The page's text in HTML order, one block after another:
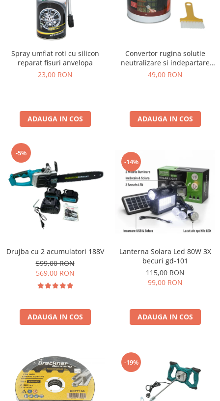
Spray umflat roti cu silicon
reparat fisuri anvelopa
23,00 RON
ADAUGA IN COS
Convertor rugina solutie
neutralizare si indepartare
rugina 750g
49,00 RON
ADAUGA IN COS
-5%
Drujba cu 2 acumulatori 188V
599,00 RON
569,00 RON
ADAUGA IN COS
-14%
Lanterna Solara Led 80W 3X
becuri gd-101
115,00 RON
99,00 RON
ADAUGA IN COS
-19%